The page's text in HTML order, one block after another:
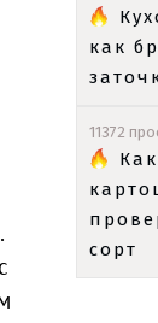
как
11372
сорт